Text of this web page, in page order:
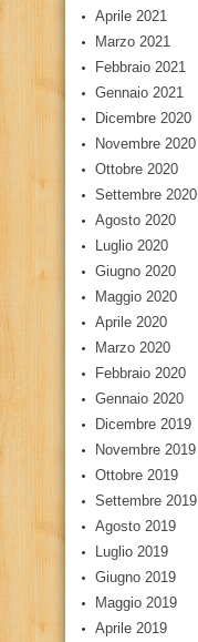
Aprile 2021
Marzo 2021
Febbraio 2021
Gennaio 2021
Dicembre 2020
Novembre 2020
Ottobre 2020
Settembre 2020
Agosto 2020
Luglio 2020
Giugno 2020
Maggio 2020
Aprile 2020
Marzo 2020
Febbraio 2020
Gennaio 2020
Dicembre 2019
Novembre 2019
Ottobre 2019
Settembre 2019
Agosto 2019
Luglio 2019
Giugno 2019
Maggio 2019
Aprile 2019